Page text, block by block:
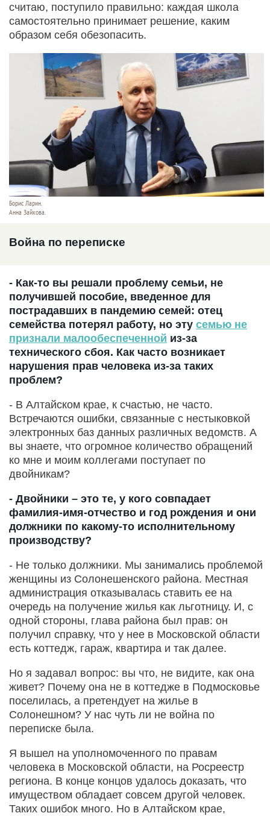
считаю, поступило правильно: каждая школа
самостоятельно принимает решение, каким
образом себя обезопасить.
Борис Ларин.
Анна Зайкова.
Война по переписке
- Как-то вы решали проблему семьи, не
получившей пособие, введенное для
пострадавших в пандемию семей: отец
семейства потерял работу, но эту семью не
признали малообеспеченной из-за
технического сбоя. Как часто возникает
нарушения прав человека из-за таких
проблем?
- В Алтайском крае, к счастью, не часто.
Встречаются ошибки, связанные с нестыковкой
электронных баз данных различных ведомств. А
вы знаете, что огромное количество обращений
ко мне и моим коллегами поступает по
двойникам?
- Двойники – это те, у кого совпадает
фамилия-имя-отчество и год рождения и они
должники по какому-то исполнительному
производству?
- Не только должники. Мы занимались проблемой
женщины из Солонешенского района. Местная
администрация отказывалась ставить ее на
очередь на получение жилья как льготницу. И, с
одной стороны, глава района был прав: он
получил справку, что у нее в Московской области
есть коттедж, гараж, квартира и так далее.
Но я задавал вопрос: вы что, не видите, как она
живет? Почему она не в коттедже в Подмосковье
поселилась, а претендует на жилье в
Солонешном? У нас чуть ли не война по
переписке была.
Я вышел на уполномоченного по правам
человека в Московской области, на Росреестр
региона. В конце концов удалось доказать, что
имуществом обладает совсем другой человек.
Таких ошибок много. Но в Алтайском крае,